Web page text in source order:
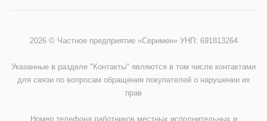
2026 © Частное предприятие «Серимен» УНП: 691813264
Указанные в разделе "Контакты" являются в том числе контактами
для связи по вопросам обращения покупателей о нарушении их
прав
Номер телефона работников местных исполнительных и